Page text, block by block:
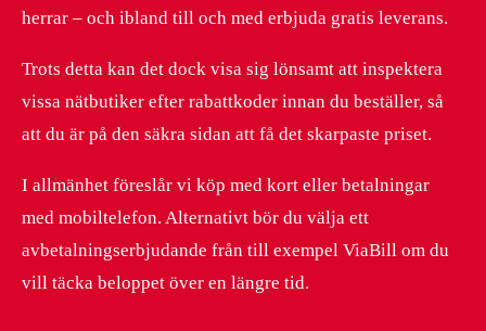
herrar – och ibland till och med erbjuda gratis leverans.
Trots detta kan det dock visa sig lönsamt att inspektera
vissa nätbutiker efter rabattkoder innan du beställer, så
att du är på den säkra sidan att få det skarpaste priset.
I allmänhet föreslår vi köp med kort eller betalningar
med mobiltelefon. Alternativt bör du välja ett
avbetalningserbjudande från till exempel ViaBill om du
vill täcka beloppet över en längre tid.